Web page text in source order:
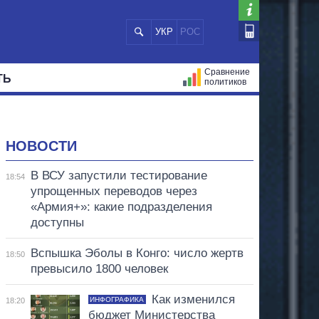
УКР РОС
Сравнение
политиков
НОВОСТИ
18:54
В ВСУ запустили тестирование
упрощенных переводов через
«Армия+»: какие подразделения
доступны
18:50
Вспышка Эболы в Конго: число жертв
превысило 1800 человек
18:20 ИНФОГРАФИКА
Как изменился
бюджет Министерства